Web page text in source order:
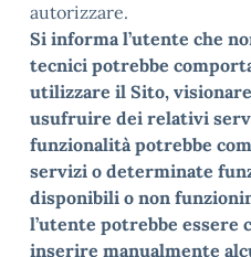
autorizzare.
Si informa l’utente che
tecnici potrebbe
utilizzare il Sito,
usufruire dei relativi
funzionalità potrebbe
servizi o determinate
disponibili o non
l’utente potrebbe essere
inserire manualmente